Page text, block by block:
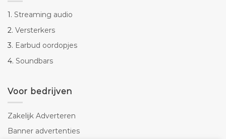
1. Streaming audio
2. Versterkers
3. Earbud oordopjes
4. Soundbars
Voor bedrijven
Zakelijk Adverteren
Banner advertenties